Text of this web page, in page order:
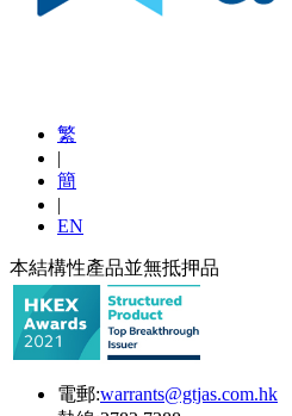
繁
|
簡
|
EN
本結構性產品並無抵押品
電郵:warrants@gtjas.com.hk